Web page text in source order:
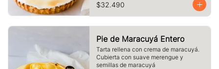
$32.490
Pie de Maracuyá Entero
Tarta rellena con crema de maracuyá.
Cubierta con suave merengue y
semillas de maracuyá